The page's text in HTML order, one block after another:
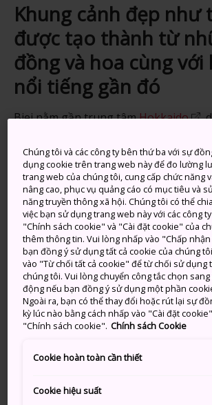
Khung cảnh đẹp như
được tạo thành từ
đồng và hoa cùng
nổi tiếng gần đó
Biei nằm gần trung tâmHokkaido
,
Vẻ đẹp tự nhiên của khu vực này hấp
cảnh quan nơi đây thường xuyên xuất
phương tiện truyền thông quảng cáo
Địa điểm hàng đầu trong số các điểm
Xanh, nằm ngay phía đông nam thị
luôn mang màu xanh sống động
theo mùa và thời tiết.
Đừng bỏ lỡ
Chiêm ngưỡng Hồ Xanh được
Shikisai
Chúng tôi và các công ty bên thứ ba với sự
dụng cookie trên trang web này để đo lường
trang web của chúng tôi, cung cấp chức năng
nâng cao, phục vụ quảng cáo có mục tiêu và
năng truyền thông xã hội. Chúng tôi có thể
việc bạn sử dụng trang web này với các công
"Chính sách cookie" và "Cài đặt cookie" của
thêm thông tin. Vui lòng nhấp vào "Chấp
bạn đồng ý sử dụng tất cả cookie của chúng
vào "Từ chối tất cả cookie" để từ chối sử dụng
chúng tôi. Vui lòng chuyển công tắc chọn
động nếu bạn đồng ý sử dụng một phần
Ngoài ra, bạn có thể thay đổi hoặc rút lại sự
kỳ lúc nào bằng cách nhấp vào "Cài đặt
"Chính sách cookie". Chính sách Cookie
Cookie hoàn toàn cần thiết
Cookie hiệu suất